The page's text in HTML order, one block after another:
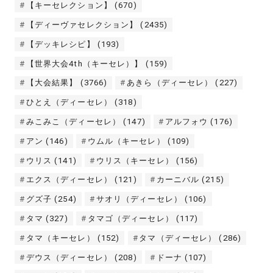
【キーセレクション】 (670)
【ディーヴァセレクション】 (2435)
【デッキレシピ】 (193)
【世界大会4th（キーセレ）】 (159)
【大会結果】 (3766) あきら（ディーセレ） (227)
ひとえ（ディーセレ） (318)
みこみこ（ディーセレ） (147) アルフォウ (176)
アン (146) ウムル（キーセレ） (109)
ウリス (141) ウリス（キーセレ） (156)
エクス（ディーセレ） (121) カーニバル (215)
グズ子 (254) サオリ（ディーセレ） (106)
タマ (327) タマゴ（ディーセレ） (117)
タマ（キーセレ） (152) タマ（ディーセレ） (286)
デウス（ディーセレ） (208) ドーナ (107)